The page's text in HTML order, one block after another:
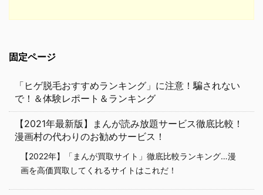
固定ページ
「ヒゲ脱毛おすすめランキング」に注意！騙されない
で！＆体験レポート＆ランキング
【2021年最新版】まんが読み放題サービス徹底比較！
漫画村の代わりのお勧めサービス！
【2022年】「まんが買取サイト」徹底比較ランキング…漫
画を高価買取してくれるサイトはこれだ！